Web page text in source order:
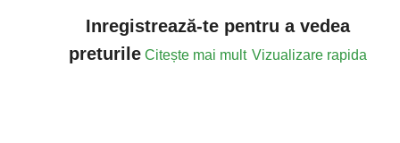
Inregistrează-te pentru a vedea
preturile Citește mai mult Vizualizare rapida